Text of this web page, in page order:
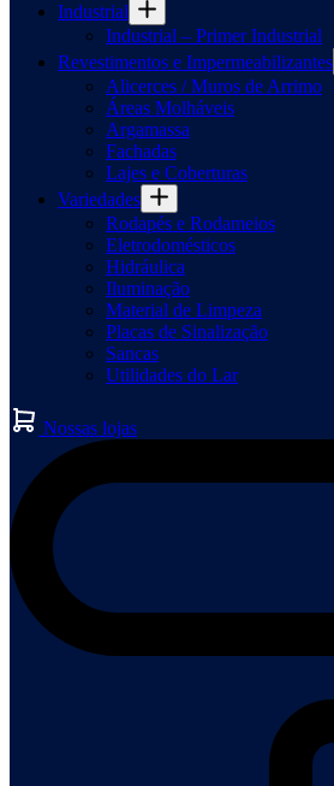
Industrial
Industrial – Primer Industrial
Revestimentos e Impermeabilizantes
Alicerces / Muros de Arrimo
Áreas Molháveis
Argamassa
Fachadas
Lajes e Coberturas
Variedades
Rodapés e Rodameios
Eletrodomésticos
Hidráulica
Iluminação
Material de Limpeza
Placas de Sinalização
Sancas
Utilidades do Lar
Nossas lojas